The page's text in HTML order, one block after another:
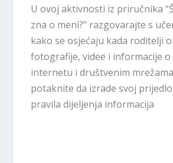
U ovoj aktivnosti iz priručnika
zna o meni?” razgovarajte s
kako se osjećaju kada roditelji
fotografije, videe i informacije o
internetu i društvenim
potaknite da izrade svoj
pravila dijeljenja informacija